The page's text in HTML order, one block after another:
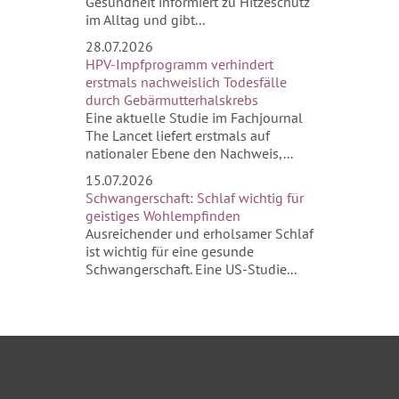
im Alltag und gibt...
28.07.2026
HPV-Impfprogramm verhindert
erstmals nachweislich Todesfälle
durch Gebärmutterhalskrebs
Eine aktuelle Studie im Fachjournal
The Lancet liefert erstmals auf
nationaler Ebene den Nachweis,...
15.07.2026
Schwangerschaft: Schlaf wichtig für
geistiges Wohlempfinden
Ausreichender und erholsamer Schlaf
ist wichtig für eine gesunde
Schwangerschaft. Eine US-Studie...